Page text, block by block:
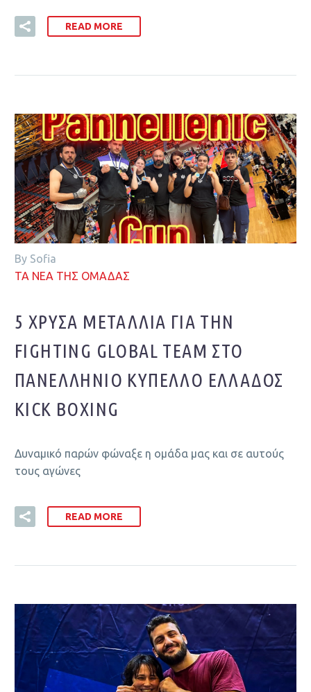
READ MORE
By Sofia
ΤΑ ΝΕΑ ΤΗΣ ΟΜΑΔΑΣ
5 ΧΡΥΣΆ ΜΕΤΆΛΛΙΑ ΓΙΑ ΤΗΝ
FIGHTING GLOBAL TEAM ΣΤΟ
ΠΑΝΕΛΛΉΝΙΟ ΚΎΠΕΛΛΟ ΕΛΛΆΔΟΣ
KICK BOXING
Δυναμικό παρών φώναξε η ομάδα μας και σε αυτούς
τους αγώνες
READ MORE